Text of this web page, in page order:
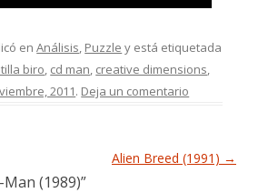
enAnálisis, Puzzle y está etiquetada
biro, cd man, creative dimensions,
2011. Deja un comentario
Alien Breed (1991) →
Man (1989)”